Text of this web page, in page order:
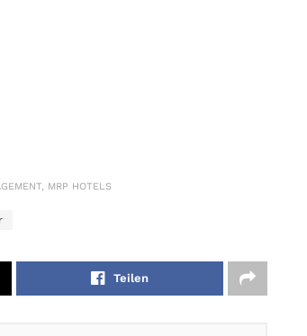
MRP HOTELS
Teilen